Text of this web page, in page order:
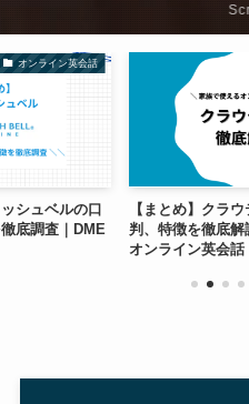
オンライン英会話
シュベルの口
底調査｜DME
【まとめ】クラ
判、特徴を徹底
オンライン英会話